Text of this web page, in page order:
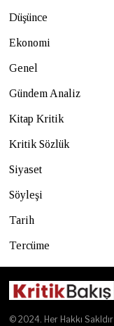
Düşünce
Ekonomi
Genel
Gündem Analiz
Kitap Kritik
Kritik Sözlük
Siyaset
Söyleşi
Tarih
Tercüme
© 2024. Her Hakkı Sakldır